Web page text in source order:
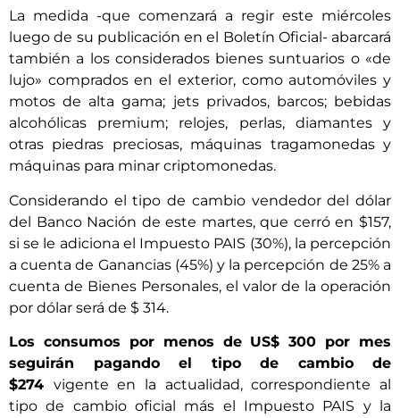
La medida -que comenzará a regir este miércoles
luego de su publicación en el Boletín Oficial- abarcará
también a los considerados bienes suntuarios o «de
lujo» comprados en el exterior, como automóviles y
motos de alta gama; jets privados, barcos; bebidas
alcohólicas premium; relojes, perlas, diamantes y
otras piedras preciosas, máquinas tragamonedas y
máquinas para minar criptomonedas.
Considerando el tipo de cambio vendedor del dólar
del Banco Nación de este martes, que cerró en $157,
si se le adiciona el Impuesto PAIS (30%), la percepción
a cuenta de Ganancias (45%) y la percepción de 25% a
cuenta de Bienes Personales, el valor de la operación
por dólar será de $ 314.
Los consumos por menos de US$ 300 por mes
seguirán pagando el tipo de cambio de
$274 vigente en la actualidad, correspondiente al
tipo de cambio oficial más el Impuesto PAIS y la